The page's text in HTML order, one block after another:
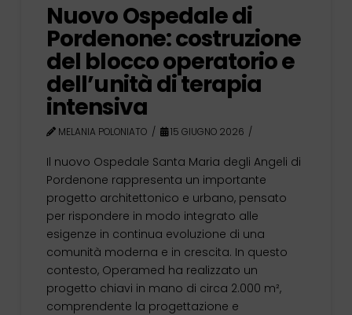
Nuovo Ospedale di
Pordenone: costruzione
del blocco operatorio e
dell’unità di terapia
intensiva
MELANIA POLONIATO 15 GIUGNO 2026
Il nuovo Ospedale Santa Maria degli Angeli di
Pordenone rappresenta un importante
progetto architettonico e urbano, pensato
per rispondere in modo integrato alle
esigenze in continua evoluzione di una
comunità moderna e in crescita. In questo
contesto, Operamed ha realizzato un
progetto chiavi in mano di circa 2.000 m²,
comprendente la progettazione e